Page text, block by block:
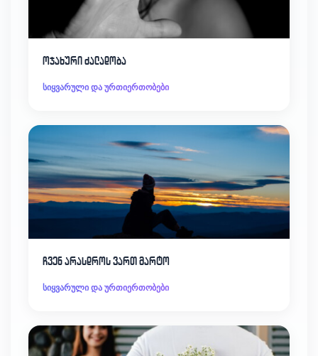
ოჯახური ძალადობა
სიყვარული და ურთიერთობები
ჩვენ არასდროს ვართ მარტო
სიყვარული და ურთიერთობები